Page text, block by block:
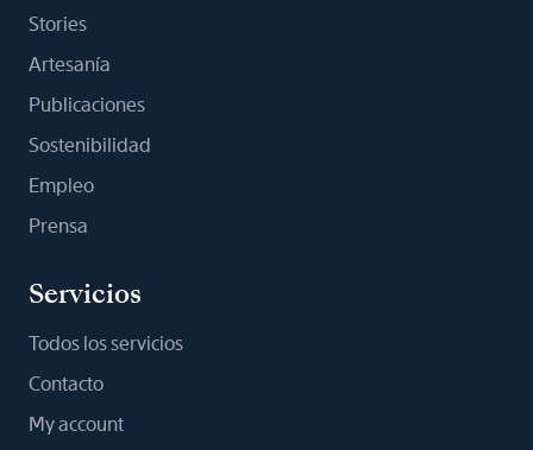
Stories
Artesanía
Publicaciones
Sostenibilidad
Empleo
Prensa
Servicios
Todos los servicios
Contacto
My account